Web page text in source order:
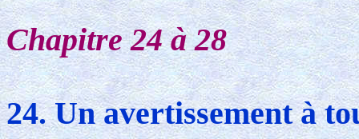
Chapitre 24 à 28
24. Un avertissement à